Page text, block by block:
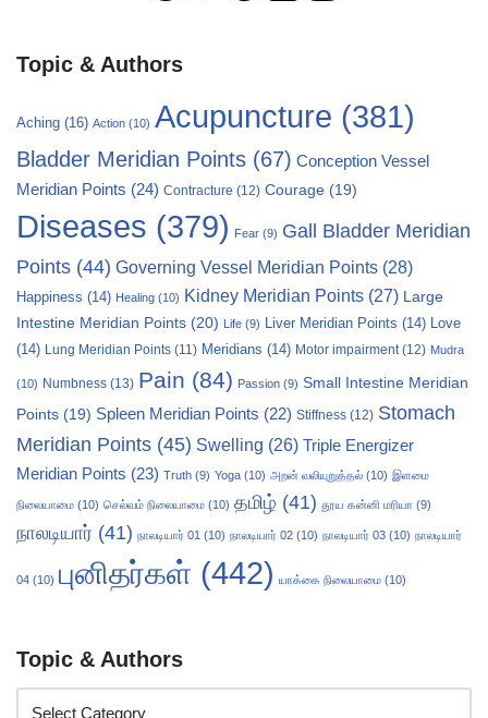
Topic & Authors
Aching (16) Action (10) Acupuncture (381)
Bladder Meridian Points (67) Conception Vessel
Meridian Points (24) Contracture (12) Courage (19)
Diseases (379) Fear (9) Gall Bladder Meridian
Points (44) Governing Vessel Meridian Points (28)
Happiness (14) Healing (10) Kidney Meridian Points (27) Large
Intestine Meridian Points (20) Life (9) Liver Meridian Points (14) Love
(14)
Lung Meridian Points (11) Meridians (14) Motor impairment(12) Mudra
(10) Numbness (13) Pain (84) Passion (9) Small Intestine Meridian
Points (19) Spleen Meridian Points (22) Stiffness (12) Stomach
Meridian Points (45) Swelling (26) Triple Energizer
Meridian Points (23) Truth (9) Yoga (10) அறன் வலியுறுத்தல் (10) இளமை
நிலையாமை (10) செல்வம் நிலையாமை (10) தமிழ் (41) தூய கன்னி மரியா (9)
நாலடியார் (41) நாலடியார் 01 (10) நாலடியார் 02 (10) நாலடியார் 03 (10) நாலடியார்
04 (10) புனிதர்கள் (442) யாக்கை நிலையாமை (10)
Topic & Authors